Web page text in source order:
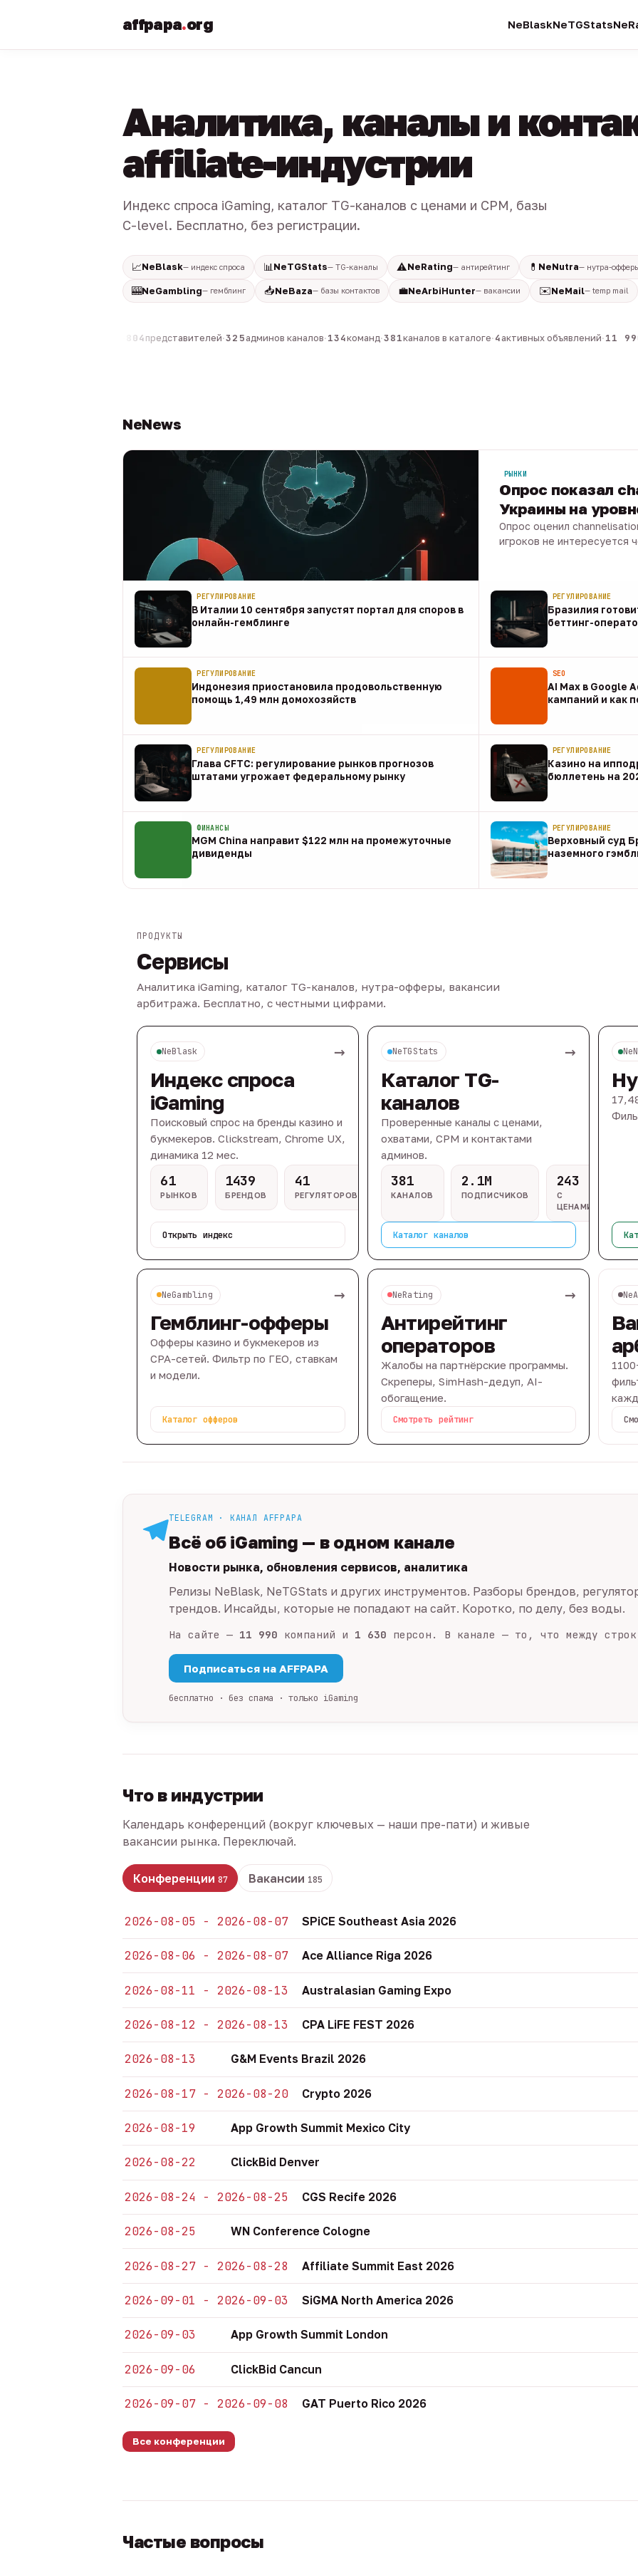
affpapa.org NeBlaskNeTGStats
Аналитика, каналы и
affiliate-индустрии
Индекс спроса iGaming, каталог TG-каналов с ценами и CPM, базы
C-level. Бесплатно, без регистрации.
📈NeBlask— индекс спроса 📊 NeTGStats— TG-каналы ⚠️NeRating— антирейтинг 💊 NeNutra— нутра-
🎰NeGambling— гемблинг 📥NeBaza— базы контактов 💼NeArbiHunter— вакансии ✉️NeMail— temp mail
804представителей·325админов каналов·134команд·381каналов в каталоге·4активных объявлений·11 990
NeNews
РЫНКИ
Опрос показал
Украины на
Опрос оценил
игроков не интересуется
РЕГУЛИРОВАНИЕ
В Италии 10 сентября запустят портал для споров в
онлайн-гемблинге
РЕГУЛИРОВАНИЕ
Бразилия
беттинг-
07 авг
РЕГУЛИРОВАНИЕ
Индонезия приостановила продовольственную
помощь 1,49 млн домохозяйств
SEO
AI Max в Google
кампаний и как
07 авг
РЕГУЛИРОВАНИЕ
Глава CFTC: регулирование рынков прогнозов
штатами угрожает федеральному рынку
РЕГУЛИРОВАНИЕ
Казино на
бюллетень на
07 авг
ФИНАНСЫ
MGM China направит $122 млн на промежуточные
дивиденды
РЕГУЛИРОВАНИЕ
Верховный суд
наземного
07 авг
ПРОДУКТЫ
Сервисы
Аналитика iGaming, каталог TG-каналов, нутра-офферы, вакансии
арбитража. Бесплатно, с честными цифрами.
NeBlask →
Индекс спроса
iGaming
Поисковый спрос на бренды казино и
букмекеров. Clickstream, Chrome UX,
динамика 12 мес.
61
РЫНКОВ
1439
БРЕНДОВ
41
РЕГУЛЯТОРОВ
Открыть индекс
NeTGStats →
Каталог TG-
каналов
Проверенные каналы с ценами,
охватами, CPM и контактами
админов.
381
КАНАЛОВ
2.1M
ПОДПИСЧИКОВ
243
С
ЦЕНАМИ
Каталог каналов
NeGambling →
Гемблинг-офферы
Офферы казино и букмекеров из
CPA-сетей. Фильтр по ГЕО, ставкам
и модели.
Каталог офферов
NeRating →
Антирейтинг
операторов
Жалобы на партнёрские программы.
Скреперы, SimHash-дедуп, AI-
обогащение.
Смотреть рейтинг
TELEGRAM · КАНАЛ AFFPAPA
Всё об iGaming — в одном канале
Новости рынка, обновления сервисов, аналитика
Релизы NeBlask, NeTGStats и других инструментов. Разборы брендов,
трендов. Инсайды, которые не попадают на сайт. Коротко, по делу, без воды.
На сайте — 11 990 компаний и 1 630 персон. В канале — то, что между
Подписаться на AFFPAPA
бесплатно · без спама · только iGaming
Что в индустрии
Календарь конференций (вокруг ключевых — наши пре-пати) и живые
вакансии рынка. Переключай.
Конференции 87 Вакансии 185
2026-08-05 - 2026-08-07 SPiCE Southeast Asia 2026
2026-08-06 - 2026-08-07 Ace Alliance Riga 2026
2026-08-11 - 2026-08-13 Australasian Gaming Expo
2026-08-12 - 2026-08-13 CPA LiFE FEST 2026
2026-08-13 G&M Events Brazil 2026
2026-08-17 - 2026-08-20 Crypto 2026
2026-08-19 App Growth Summit Mexico City
2026-08-22 ClickBid Denver
2026-08-24 - 2026-08-25 CGS Recife 2026
2026-08-25 WN Conference Cologne
2026-08-27 - 2026-08-28 Affiliate Summit East 2026
2026-09-01 - 2026-09-03 SiGMA North America 2026
2026-09-03 App Growth Summit London
2026-09-06 ClickBid Cancun
2026-09-07 - 2026-09-08 GAT Puerto Rico 2026
Все конференции
Частые вопросы